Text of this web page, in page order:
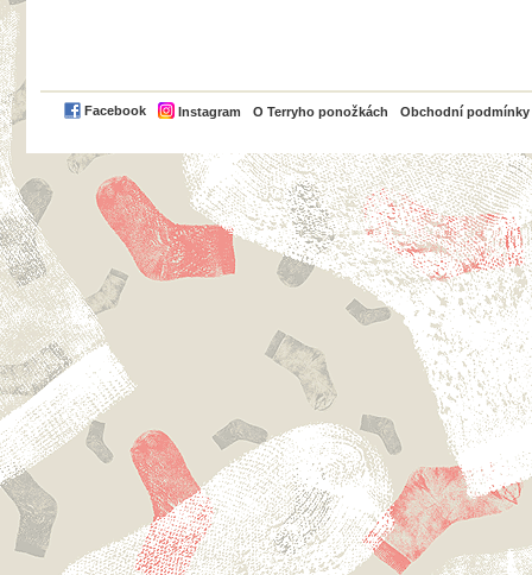
Facebook Instagram O Terryho ponožkách Obchodní podmínky
PayPal